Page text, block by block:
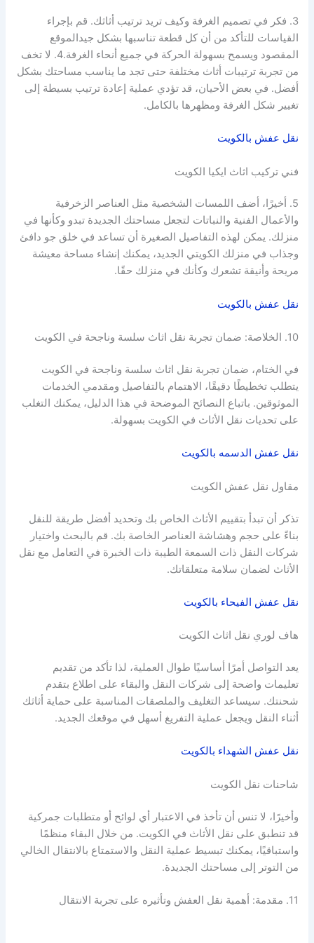
3. فكر في تصميم الغرفة وكيف تريد ترتيب أثاثك. قم بإجراء
القياسات للتأكد من أن كل قطعة تناسبها بشكل جيدالموقع
المقصود ويسمح بسهولة الحركة في جميع أنحاء الغرفة.4. لا تخف
من تجربة ترتيبات أثاث مختلفة حتى تجد ما يناسب مساحتك بشكل
أفضل. في بعض الأحيان، قد تؤدي عملية إعادة ترتيب بسيطة إلى
تغيير شكل الغرفة ومظهرها بالكامل.
نقل عفش بالكويت
فني تركيب اثاث ايكيا الكويت
5. أخيرًا، أضف اللمسات الشخصية مثل العناصر الزخرفية
والأعمال الفنية والنباتات لتجعل مساحتك الجديدة تبدو وكأنها في
منزلك. يمكن لهذه التفاصيل الصغيرة أن تساعد في خلق جو دافئ
وجذاب في منزلك الكويتي الجديد، يمكنك إنشاء مساحة معيشة
مريحة وأنيقة تشعرك وكأنك في منزلك حقًا.
نقل عفش بالكويت
10. الخلاصة: ضمان تجربة نقل اثاث سلسة وناجحة في الكويت
في الختام، ضمان تجربة نقل اثاث سلسة وناجحة في الكويت
يتطلب تخطيطًا دقيقًا، الاهتمام بالتفاصيل ومقدمي الخدمات
الموثوقين. باتباع النصائح الموضحة في هذا الدليل، يمكنك التغلب
على تحديات نقل الأثاث في الكويت بسهولة.
نقل عفش الدسمه بالكويت
مقاول نقل عفش الكويت
تذكر أن تبدأ بتقييم الأثاث الخاص بك وتحديد أفضل طريقة للنقل
بناءً على حجم وهشاشة العناصر الخاصة بك. قم بالبحث واختيار
شركات النقل ذات السمعة الطيبة ذات الخبرة في التعامل مع نقل
الأثاث لضمان سلامة متعلقاتك.
نقل عفش الفيحاء بالكويت
هاف لوري نقل اثاث الكويت
يعد التواصل أمرًا أساسيًا طوال العملية، لذا تأكد من تقديم
تعليمات واضحة إلى شركات النقل والبقاء على اطلاع بتقدم
شحنتك. سيساعد التغليف والملصقات المناسبة على حماية أثاثك
أثناء النقل ويجعل عملية التفريغ أسهل في موقعك الجديد.
نقل عفش الشهداء بالكويت
شاحنات نقل الكويت
وأخيرًا، لا تنس أن تأخذ في الاعتبار أي لوائح أو متطلبات جمركية
قد تنطبق على نقل الأثاث في الكويت. من خلال البقاء منظمًا
واستباقيًا، يمكنك تبسيط عملية النقل والاستمتاع بالانتقال الخالي
من التوتر إلى مساحتك الجديدة.
11. مقدمة: أهمية نقل العفش وتأثيره على تجربة الانتقال